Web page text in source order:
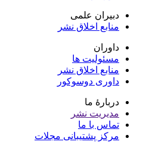
دبیران علمی
منابع اخلاق نشر
داوران
مسئولیت ها
منابع اخلاق نشر
داوری دوسوکور
دربارۀ ما
مدیریت نشر
تماس با ما
مرکز پشتیبانی مجلات